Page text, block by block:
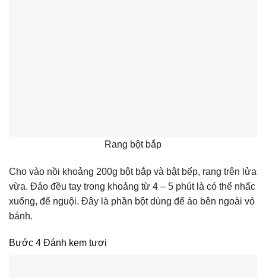
Rang bột bắp
Cho vào nồi khoảng 200g bột bắp và bật bếp, rang trên lửa
vừa. Đảo đều tay trong khoảng từ 4 – 5 phút là có thể nhấc
xuống, để nguội. Đây là phần bột dùng để áo bên ngoài vỏ
bánh.
Bước 4 Đánh kem tươi